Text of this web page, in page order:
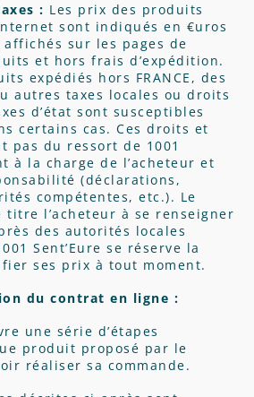
: Les prix des produits
sont indiqués en €uros
affichés sur les pages de
et hors frais d’expédition.
expédiés hors FRANCE, des
autres taxes locales ou droits
d’état sont susceptibles
certains cas. Ces droits et
pas du ressort de 1001
à la charge de l’acheteur et
(déclarations,
compétentes, etc.). Le
l’acheteur à se renseigner
des autorités locales
Sent’Eure se réserve la
ses prix à tout moment.
du contrat en ligne :
une série d’étapes
produit proposé par le
réaliser sa commande.